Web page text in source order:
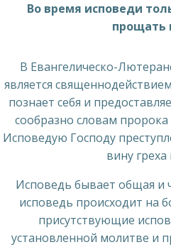
Во время исповеди
прощать
В Евангелическо-
является
познает себя и
сообразно словам пророка
Исповедую Господу
вину греха
Исповедь бывает общая и
исповедь происходит на
присутствующие
установленной молитве и